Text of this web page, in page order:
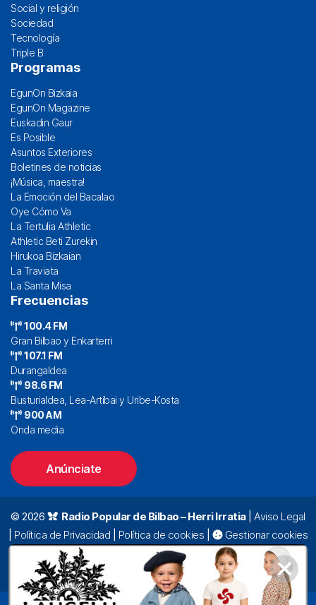
Social y religión
Sociedad
Tecnología
Triple B
Programas
EgunOn Bizkaia
EgunOn Magazine
Euskadin Gaur
Es Posible
Asuntos Exteriores
Boletines de noticias
¡Música, maestra!
La Emoción del Bacalao
Oye Cómo Va
La Tertulia Athletic
Athletic Beti Zurekin
Hirukoa Bizkaian
La Traviata
La Santa Misa
Frecuencias
100.4 FM
Gran Bilbao y Enkarterri
107.1 FM
Durangaldea
98.6 FM
Busturialdea, Lea-Artibai y Uribe-Kosta
900 AM
Onda media
Anúnciate
© 2026 Radio Popular de Bilbao – Herri Irratia| Aviso Legal
Política de Privacidad Política de cookies
Gestionar cookies
Alda. Mazarredo, 47 – 7º 48009 Bilbao |
94 423 92 00|
oyentes@radiopopular.com